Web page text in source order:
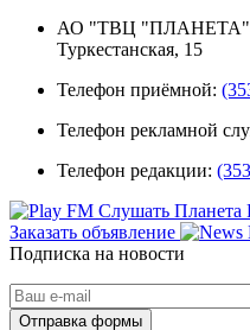
АО "ТВЦ "ПЛАНЕТА"
Туркестанская, 15
Телефон приёмной:
Телефон рекламной
Телефон редакции:
Слушать Планета
Заказать объявление
Подписка на новости